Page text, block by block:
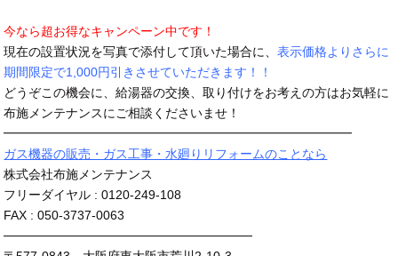
今なら超お得なキャンペーン中です！
現在の設置状況を写真で添付して頂いた場合に、表示価格よりさらに
期間限定で1,000円引きさせていただきます！！
どうぞこの機会に、給湯器の交換、取り付けをお考えの方はお気軽に
布施メンテナンスにご相談くださいませ！
━━━━━━━━━━━━━━━━━━━━━━━━━━━━
ガス機器の販売・ガス工事・水廻りリフォームのことなら
株式会社布施メンテナンス
フリーダイヤル : 0120-249-108
FAX : 050-3737-0063
────────────────────────────